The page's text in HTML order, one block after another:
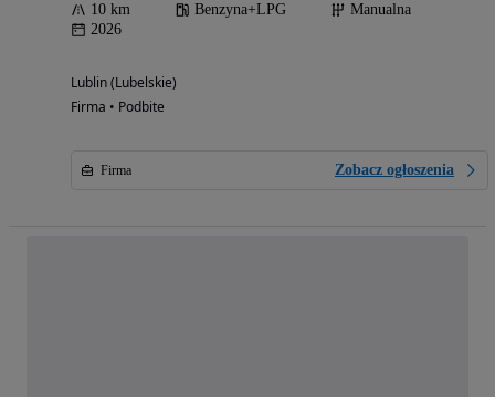
10 km Benzyna+LPG
Manualna
2026
Lublin (Lubelskie)
Firma • Podbite
Firma Zobacz ogłoszenia